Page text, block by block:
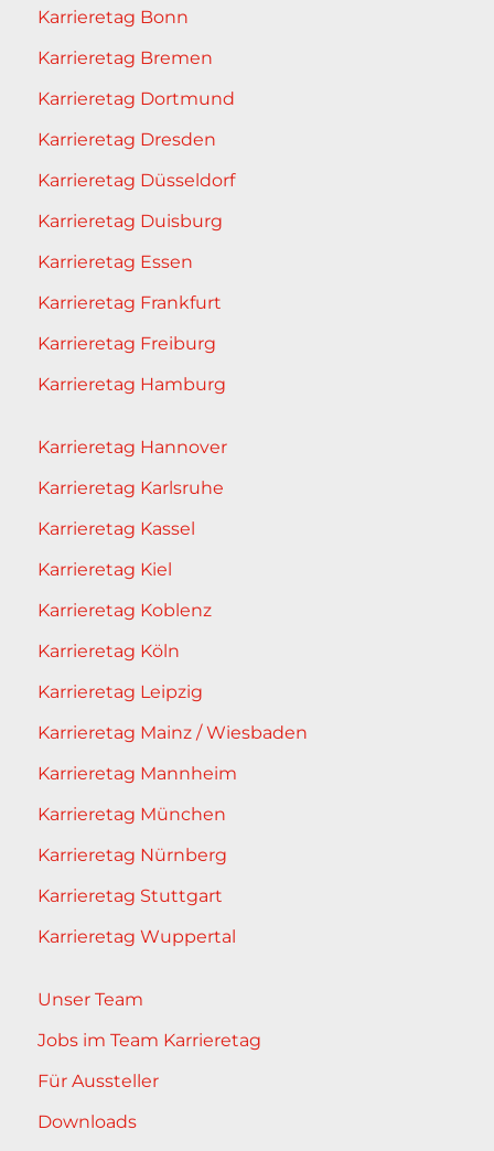
Karrieretag Bonn
Karrieretag Bremen
Karrieretag Dortmund
Karrieretag Dresden
Karrieretag Düsseldorf
Karrieretag Duisburg
Karrieretag Essen
Karrieretag Frankfurt
Karrieretag Freiburg
Karrieretag Hamburg
Karrieretag Hannover
Karrieretag Karlsruhe
Karrieretag Kassel
Karrieretag Kiel
Karrieretag Koblenz
Karrieretag Köln
Karrieretag Leipzig
Karrieretag Mainz / Wiesbaden
Karrieretag Mannheim
Karrieretag München
Karrieretag Nürnberg
Karrieretag Stuttgart
Karrieretag Wuppertal
Unser Team
Jobs im Team Karrieretag
Für Aussteller
Downloads